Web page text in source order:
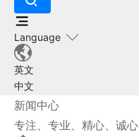
Language
英文
中文
新闻中心
专注、专业、精心、诚心